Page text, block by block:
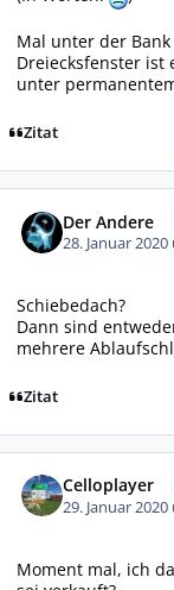
Mal unter der
Dreiecksfenster ist
unter permanentem
Zitat
Der Andere
28. Januar
Schiebedach?
Dann sind
mehrere
Zitat
Celloplayer
29. Januar
Moment mal, ich